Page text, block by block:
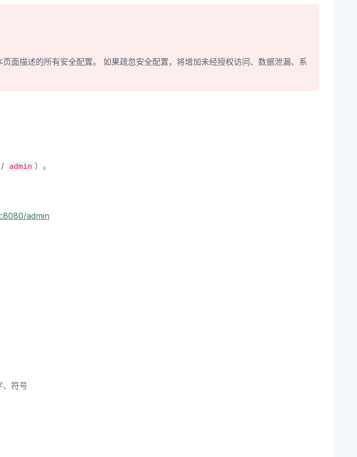
面描述的所有安全配置。 如果疏忽安全配置，将增加未经授权访问、数据泄漏、系
/ admin ）。
admin
、符号